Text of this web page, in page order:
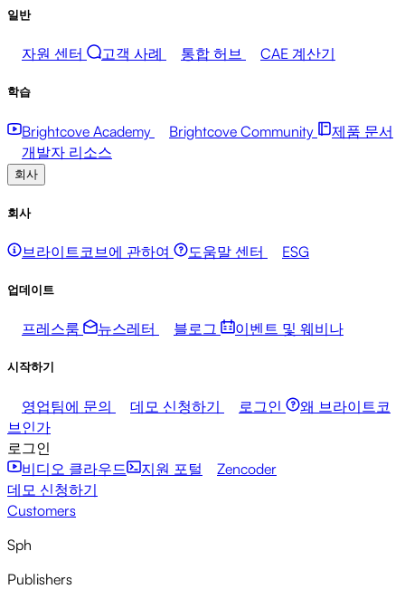
일반
자원 센터 고객 사례 통합 허브 CAE 계산기
학습
Brightcove Academy Brightcove Community
제품 문서
개발자 리소스
회사
회사
브라이트코브에 관하여 도움말 센터 ESG
업데이트
프레스룸 뉴스레터 블로그 이벤트 및 웨비나
시작하기
영업팀에 문의 데모 신청하기 로그인
왜 브라이트코
브인가
로그인
비디오 클라우드
지원 포털
Zencoder
데모 신청하기
Customers
Sph
Publishers